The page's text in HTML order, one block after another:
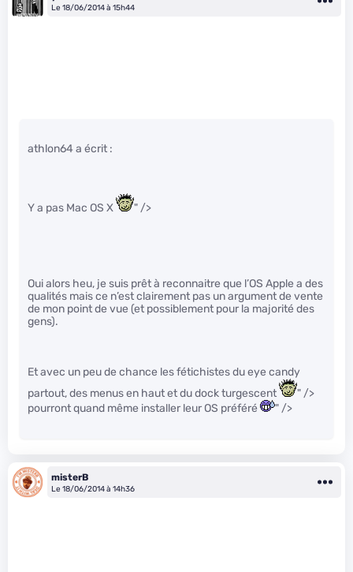
Le 18/06/2014 à 15h44
athlon64 a écrit :
Y a pas Mac OS X " />
Oui alors heu, je suis prêt à reconnaitre que l’OS Apple a des
qualités mais ce n’est clairement pas un argument de vente
de mon point de vue (et possiblement pour la majorité des
gens).
Et avec un peu de chance les fétichistes du eye candy
partout, des menus en haut et du dock turgescent
" />
pourront quand même installer leur OS préféré
" />
misterB
Le 18/06/2014 à 14h36